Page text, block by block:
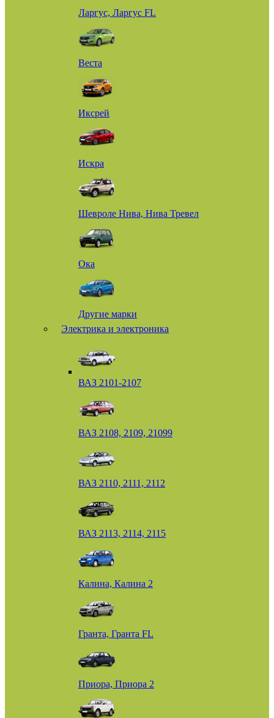
Ларгус, Ларгус FL
Веста
Иксрей
Искра
Шевроле Нива, Нива Тревел
Ока
Другие марки
Электрика и электроника
ВАЗ 2101-2107
ВАЗ 2108, 2109, 21099
ВАЗ 2110, 2111, 2112
ВАЗ 2113, 2114, 2115
Калина, Калина 2
Гранта, Гранта FL
Приора, Приора 2